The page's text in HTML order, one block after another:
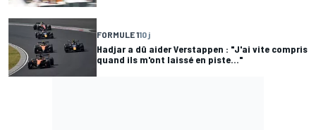
FORMULE 110 j
Hadjar a dû aider Verstappen : "J'ai vite compris
quand ils m'ont laissé en piste..."